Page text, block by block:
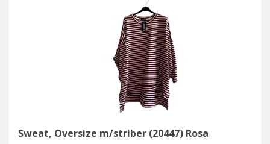
Sweat, Oversize m/striber (20447) Rosa